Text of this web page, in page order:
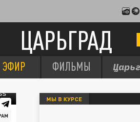
ЦАРЬГРАД
ЭФИР ФИЛЬМЫ
МЫ В КУРСЕ